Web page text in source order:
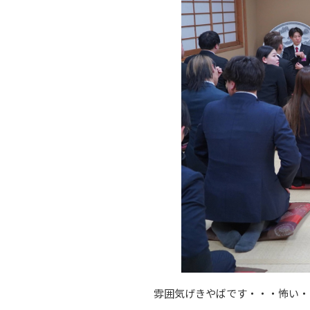
雰囲気げきやばです・・・怖い